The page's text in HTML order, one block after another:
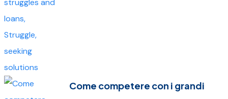
Come competere con i grandi